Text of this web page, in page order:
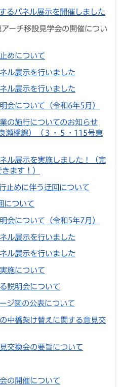
るパネル展示を開催しました
ーチ移設見学会の開催につい
めについて
ル展示を行いました
ル展示を行いました
会について（令和6年5月）
の施行についてのお知らせ
瀬橋線）（３・５・115号東
ル展示を実施しました！（完
ます！）
止めに伴う迂回について
について
会について（令和5年7月）
ル展示を行いました
ル展示を行いました
施について
説明会について
ジ図の公表について
中橋架け替えに関する意見交
交換会の要旨について
の開催について